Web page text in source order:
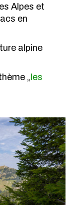
Alpes et
en
alpine
„les